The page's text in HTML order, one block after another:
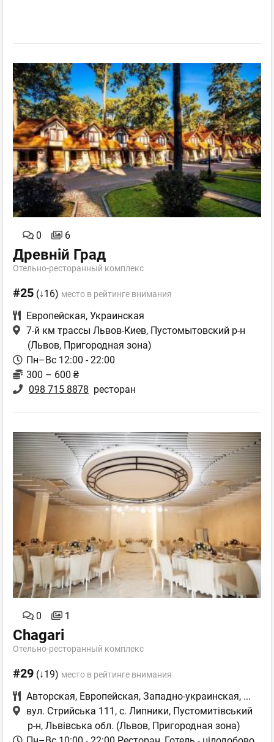
0 6
Древній Град
Отельно-ресторанный комплекс
#25 (↓16) место в рейтинге внимания
Европейская, Украинская
7-й км трассы Львов-Киев, Пустомытовский р-н
(Львов, Пригородная зона)
Пн–Вс 12:00 - 22:00
300 – 600 ₴
098 715 8878 ресторан
0 1
Chagari
Отельно-ресторанный комплекс
#29 (↓19) место в рейтинге внимания
Авторская, Европейская, Западно-украинская, ...
вул. Стрийська 111, с. Липники, Пустомитівський
р-н, Львівська обл. (Львов, Пригородная зона)